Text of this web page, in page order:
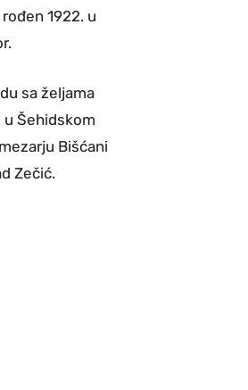
1922. u
sa željama
u Šehidskom
Bišćani
Zečić.